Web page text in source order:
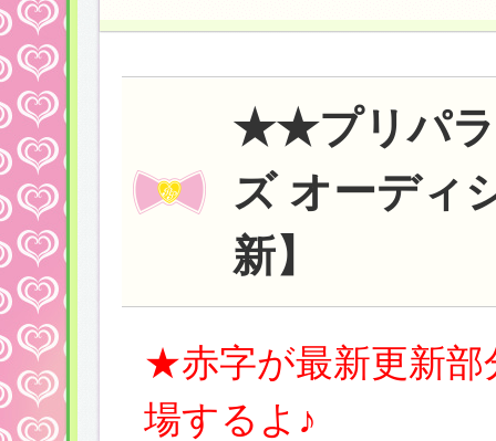
★★プリパラ
ズ オーディ
新】
★赤字が最新更新
場するよ♪